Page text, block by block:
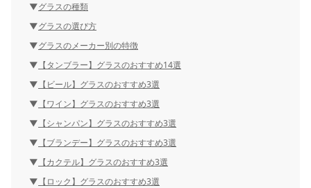
グラスの種類
グラスの選び方
グラスのメーカー別の特徴
【タンブラー】グラスのおすすめ14選
【ビール】グラスのおすすめ3選
【ワイン】グラスのおすすめ3選
【シャンパン】グラスのおすすめ3選
【ブランデー】グラスのおすすめ3選
【カクテル】グラスのおすすめ3選
【ロック】グラスのおすすめ3選